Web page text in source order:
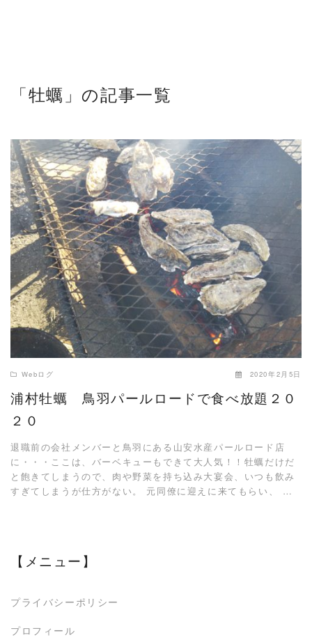
「牡蠣」の記事一覧
READ MORE
Webログ 2020年2月5日
浦村牡蠣 鳥羽パールロードで食べ放題２０
２０
退職前の会社メンバーと鳥羽にある山安水産パールロード店
に・・・ここは、バーベキューもできて大人気！！牡蠣だけだ
と飽きてしまうので、肉や野菜を持ち込み大宴会、いつも飲み
すぎてしまうが仕方がない。 元同僚に迎えに来てもらい、 …
【メニュー】
プライバシーポリシー
プロフィール